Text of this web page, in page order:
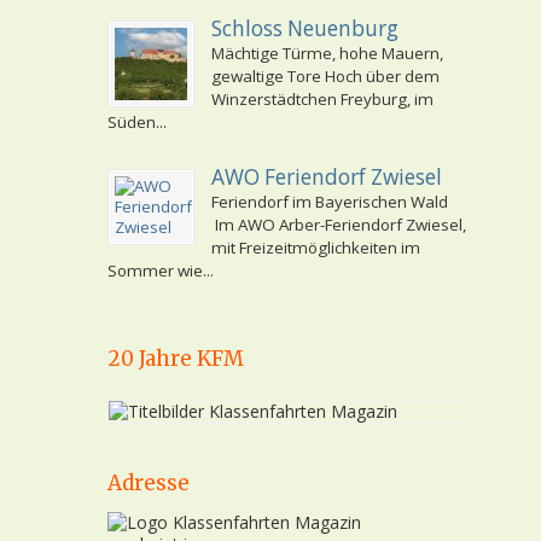
Schloss Neuenburg
Mächtige Türme, hohe Mauern,
gewaltige Tore Hoch über dem
Winzerstädtchen Freyburg, im
Süden...
AWO Feriendorf Zwiesel
Feriendorf im Bayerischen Wald
Im AWO Arber-Feriendorf Zwiesel,
mit Freizeitmöglichkeiten im
Sommer wie...
20 Jahre KFM
Adresse